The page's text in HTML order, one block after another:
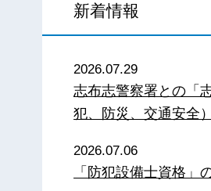
新着情報
2026.07.29
志布志警察署との「
犯、防災、交通安全
2026.07.06
「防犯設備士資格」